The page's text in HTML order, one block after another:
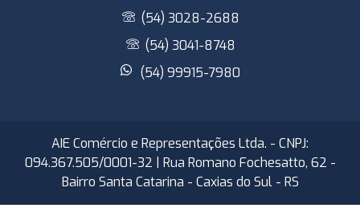
(54) 3028-2688
(54) 3041-8748
(54) 99915-7980
AIE Comércio e Representações Ltda. - CNPJ:
094.367.505/0001-32 | Rua Romano Fochesatto, 62 -
Bairro Santa Catarina - Caxias do Sul - RS